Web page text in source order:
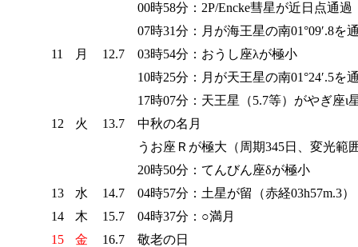
00時58分：2P/Encke彗星が近日点通過
07時31分：月が海王星の南01°09′.8を
11
月 12.7
03時54分：おうし座λが極小
10時25分：月が天王星の南01°24′.5を
17時07分：天王星（5.7等）がやぎ座ι
12
火 13.7
中秋の名月
うお座Ｒが極大（周期345日、変光範
20時50分：てんびん座δが極小
13
水 14.7
04時57分：土星が留（赤経03h57m.3）
14
木 15.7
04時37分：○満月
15
金 16.7
敬老の日